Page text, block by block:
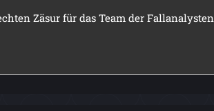
Zäsur für das Team der Fallanalysten